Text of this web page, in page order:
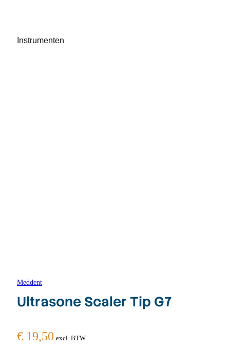
Instrumenten
Meddent
Ultrasone Scaler Tip G7
€ 19,50 excl. BTW